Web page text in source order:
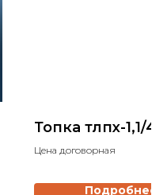
Топка тлпх-1,1/
Цена договорная
Подробнее